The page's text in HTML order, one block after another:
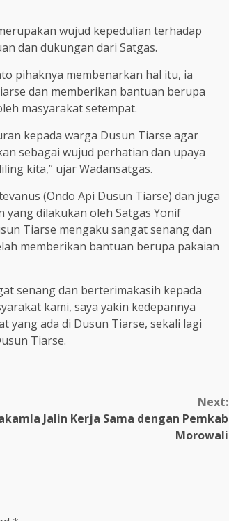
wujud kepedulian terhadap
dan dukungan dari Satgas.
pihaknya membenarkan hal itu, ia
dan memberikan bantuan berupa
masyarakat setempat.
kepada warga Dusun Tiarse agar
sebagai wujud perhatian dan upaya
kita,” ujar Wadansatgas.
(Ondo Api Dusun Tiarse) dan juga
yang dilakukan oleh Satgas Yonif
Tiarse mengaku sangat senang dan
memberikan bantuan berupa pakaian
senang dan berterimakasih kepada
kami, saya yakin kedepannya
yang ada di Dusun Tiarse, sekali lagi
Tiarse.
Next:
Jalin Kerja Sama dengan Pemkab
Morowali